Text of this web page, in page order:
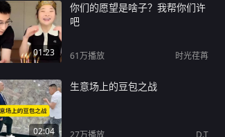
01:23
你们的愿望是啥子？我帮你们许
吧
61万播放 时光荏苒
02:04
生意场上的豆包之战
27万播放 D.T